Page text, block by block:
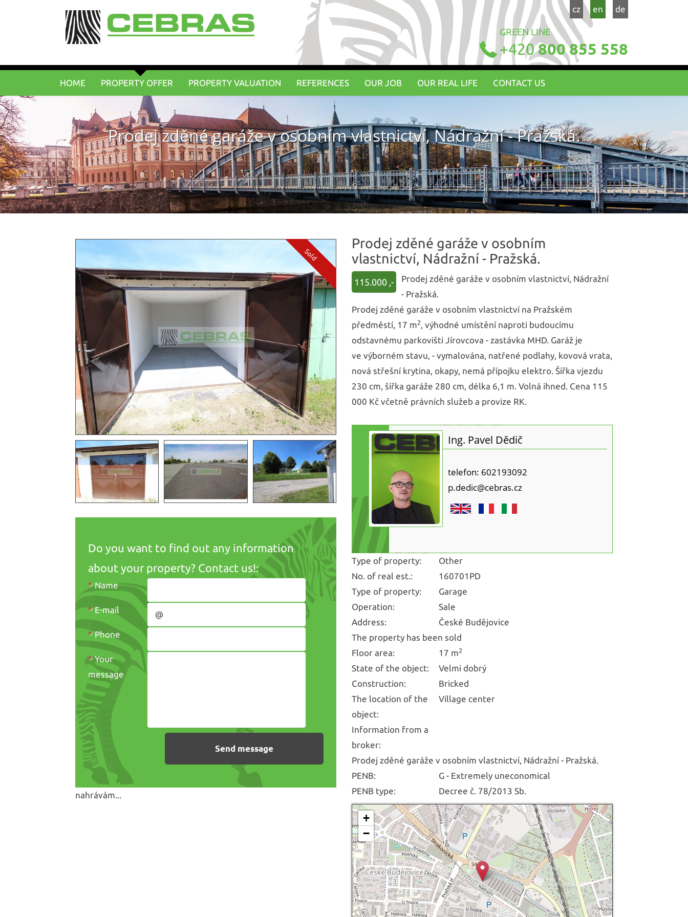
cz en de
GREEN LINE
+420800 855 558
HOME PROPERTY OFFER PROPERTY VALUATION REFERENCES OUR JOB OUR REAL LIFE CONTACT US
Prodej zděné garáže v osobním vlastnictví, Nádražní - Pražská.
Do you want to find out any information
about your property? Contact us!:
*Name
*E-mail
*Phone
*Your
message
nahrávám...
Prodej zděné garáže v osobním
vlastnictví, Nádražní - Pražská.
115.000 ,-
Prodej zděné garáže v osobním vlastnictví, Nádražní
- Pražská.
Prodej zděné garáže v osobním vlastnictví na Pražském
předměstí, 17 m2, výhodné umístění naproti budoucímu
odstavnému parkovišti Jírovcova - zastávka MHD. Garáž je
ve výborném stavu, - vymalována, natřené podlahy, kovová vrata,
nová střešní krytina, okapy, nemá přípojku elektro. Šířka vjezdu
230 cm, šířka garáže 280 cm, délka 6,1 m. Volná ihned. Cena 115
000 Kč včetně právních služeb a provize RK.
Ing. Pavel Dědič
telefon: 602193092
p.dedic@cebras.cz
Type of property:
Other
No. of real est.:
160701PD
Type of property:
Garage
Operation:
Sale
Address:
České Budějovice
The property has been sold
Floor area:
17 m2
State of the object:
Velmi dobrý
Construction:
Bricked
The location of the
object:
Village center
Information from a
broker:
Prodej zděné garáže v osobním vlastnictví, Nádražní - Pražská.
PENB:
G - Extremely uneconomical
PENB type:
Decree č. 78/2013 Sb.
+
−